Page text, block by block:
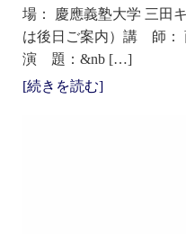
場： 慶應義塾大学 三田
は後日ご案内）講 師：
演 題：&nb […]
[続きを読む]